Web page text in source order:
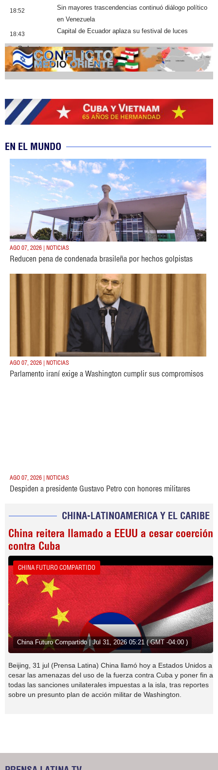
18:52
Sin mayores trascendencias continuó diálogo político
en Venezuela
18:43 Capital de Ecuador aplaza su festival de luces
Cobertura
EN EL MUNDO
AGO 07, 2026 | NOTICIAS
Reducen pena de condenada brasileña por hechos golpistas
AGO 07, 2026 | NOTICIAS
Parlamento iraní exige a Washington cumplir sus compromisos
AGO 07, 2026 | NOTICIAS
Despiden a presidente Gustavo Petro con honores militares
CHINA-LATINOAMERICA Y EL CARIBE
China reitera llamado a EEUU a cesar coerción
contra Cuba
CHINA FUTURO COMPARTIDO
China Futuro Compartido | Jul 31, 2026 05:21 ( GMT -04:00 )
Beijing, 31 jul (Prensa Latina) China llamó hoy a Estados Unidos a
cesar las amenazas del uso de la fuerza contra Cuba y poner fin a
todas las sanciones unilaterales impuestas a la isla, tras reportes
sobre un presunto plan de acción militar de Washington.